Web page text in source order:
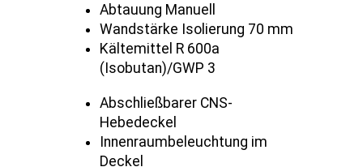
Abtauung Manuell
Wandstärke Isolierung 70 mm
Kältemittel R 600a
(Isobutan)/GWP 3
Abschließbarer CNS-
Hebedeckel
Innenraumbeleuchtung im
Deckel